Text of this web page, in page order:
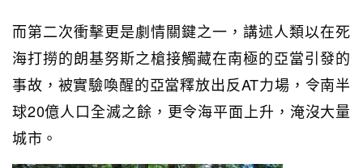
而第二次衝擊更是劇情關鍵之一，講述人類以在死
海打撈的朗基努斯之槍接觸藏在南極的亞當引發的
事故，被實驗喚醒的亞當釋放出反AT力場，令南半
球20億人口全滅之餘，更令海平面上升，淹沒大量
城市。